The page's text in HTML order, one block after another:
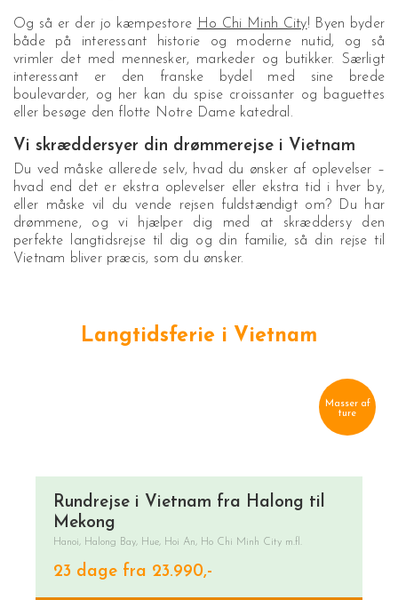
Og så er der jo kæmpestore Ho Chi Minh City! Byen byder
både på interessant historie og moderne nutid, og så
vrimler det med mennesker, markeder og butikker. Særligt
interessant er den franske bydel med sine brede
boulevarder, og her kan du spise croissanter og baguettes
eller besøge den flotte Notre Dame katedral.
Vi skræddersyer din drømmerejse i Vietnam
Du ved måske allerede selv, hvad du ønsker af oplevelser –
hvad end det er ekstra oplevelser eller ekstra tid i hver by,
eller måske vil du vende rejsen fuldstændigt om? Du har
drømmene, og vi hjælper dig med at skræddersy den
perfekte langtidsrejse til dig og din familie, så din rejse til
Vietnam bliver præcis, som du ønsker.
Langtidsferie i Vietnam
Masser af
ture
Rundrejse i Vietnam fra Halong til
Mekong
Hanoi, Halong Bay, Hue, Hoi An, Ho Chi Minh City m.fl.
23 dage fra 23.990,-